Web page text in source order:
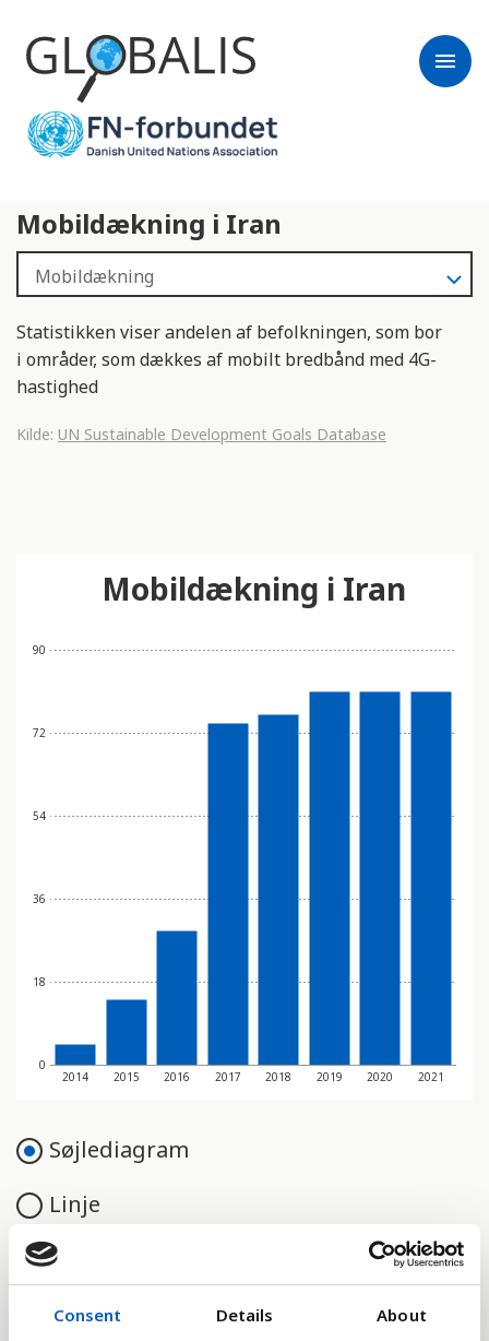
Consent Details About
menu
Mobildækning i Iran
Statistikken viser andelen af befolkningen, som bor
i områder, som dækkes af mobilt bredbånd med 4G-
hastighed
Kilde: UN Sustainable Development Goals Database
0
18
36
54
72
90
2014 2015 2016 2017 2018 2019 2020 2021
Mobildækning i Iran
Søjlediagram
Linje
Flade